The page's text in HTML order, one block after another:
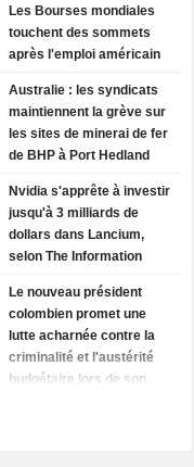
Les Bourses mondiales
touchent des sommets
après l'emploi américain
Australie : les syndicats
maintiennent la grève sur
les sites de minerai de fer
de BHP à Port Hedland
Nvidia s'apprête à investir
jusqu'à 3 milliards de
dollars dans Lancium,
selon The Information
Le nouveau président
colombien promet une
lutte acharnée contre la
criminalité et l'austérité
budgétaire lors de son